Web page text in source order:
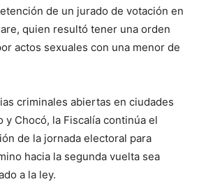
de un jurado de votación en
quien resultó tener una orden
actos sexuales con una menor de
criminales abiertas en ciudades
y Chocó, la Fiscalía continúa el
de la jornada electoral para
hacia la segunda vuelta sea
a la ley.